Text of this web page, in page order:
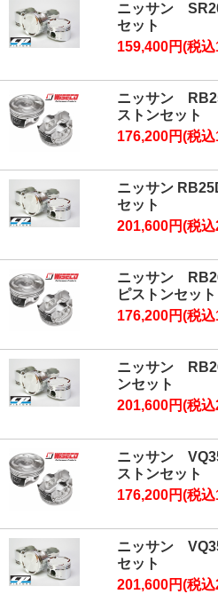
ニッサン
セット
159,400円(税
ニッサン
ストンセット
176,200円(税
ニッサン
セット
201,600円(税
ニッサン
ピストンセット
176,200円(税
ニッサン
ンセット
201,600円(税
ニッサン
ストンセット
176,200円(税
ニッサン
セット
201,600円(税